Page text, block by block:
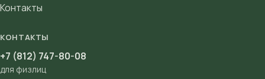
Контакты
КОНТАКТЫ
+7 (812) 747-80-08
для физлиц